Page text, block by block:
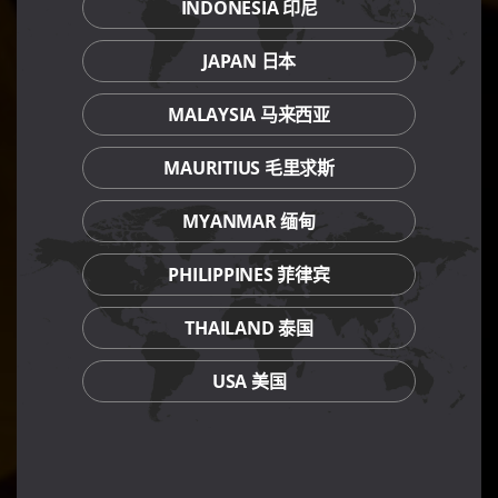
INDONESIA 印尼
JAPAN 日本
MALAYSIA 马来西亚
MAURITIUS 毛里求斯
MYANMAR 缅甸
PHILIPPINES 菲律宾
THAILAND 泰国
USA 美国